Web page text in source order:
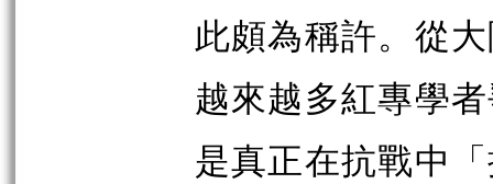
此頗為稱許。從
越來越多紅專學
是真正在抗戰中